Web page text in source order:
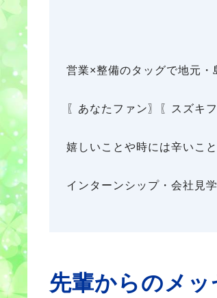
営業×整備のタッグで地元・
〖あなたファン〗〖スズキ
嬉しいことや時には辛いこ
インターンシップ・会社見
先輩からのメッ